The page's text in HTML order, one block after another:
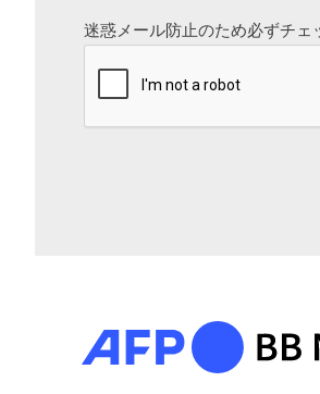
迷惑メール防止のため必ずチェ